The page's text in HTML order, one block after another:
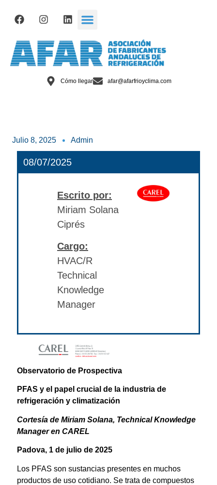
Cómo llegar afar@afarfrioyclima.com
Julio 8, 2025 Admin
Observatorio de Prospectiva
PFAS y el papel crucial de la industria de
refrigeración y climatización
Cortesía de Miriam Solana, Technical Knowledge
Manager en CAREL
Padova, 1 de julio de 2025
Los PFAS son sustancias presentes en muchos
productos de uso cotidiano. Se trata de compuestos
08/07/2025
Escrito por:
Miriam Solana
Ciprés
Cargo:
HVAC/R
Technical
Knowledge
Manager